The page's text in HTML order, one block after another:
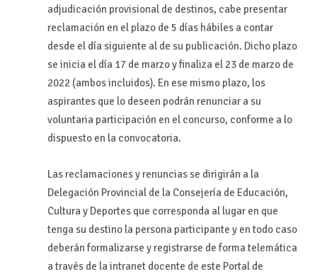
adjudicación provisional de destinos, cabe presentar
reclamación en el plazo de 5 días hábiles a contar
desde el día siguiente al de su publicación. Dicho plazo
se inicia el día 17 de marzo y finaliza el 23 de marzo de
2022 (ambos incluidos). En ese mismo plazo, los
aspirantes que lo deseen podrán renunciar a su
voluntaria participación en el concurso, conforme a lo
dispuesto en la convocatoria.
Las reclamaciones y renuncias se dirigirán a la
Delegación Provincial de la Consejería de Educación,
Cultura y Deportes que corresponda al lugar en que
tenga su destino la persona participante y en todo caso
deberán formalizarse y registrarse de forma telemática
a través de la intranet docente de este Portal de